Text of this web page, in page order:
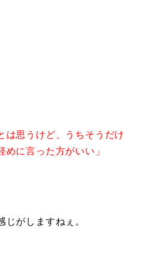
は思うけど、うちそうだけ
めに言った方がいい」
じがしますねぇ。